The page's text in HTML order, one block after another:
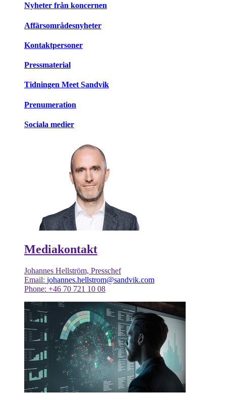
Nyheter från koncernen
Affärsområdesnyheter
Kontaktpersoner
Pressmaterial
Tidningen Meet Sandvik
Prenumeration
Sociala medier
Mediakontakt
Johannes Hellström, Presschef
Email: johannes.hellstrom@sandvik.com
Phone: +46 70 721 10 08